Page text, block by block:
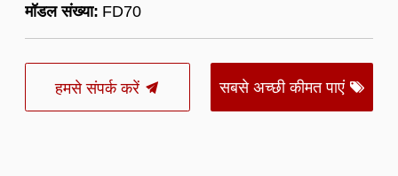
मॉडल संख्या: FD70
हमसे संपर्क करें सबसे अच्छी कीमत पाएं